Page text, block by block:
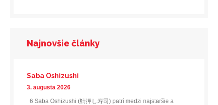
Najnovšie články
Saba Oshizushi
3. augusta 2026
6 Saba Oshizushi (鯖押し寿司) patrí medzi najstaršie a